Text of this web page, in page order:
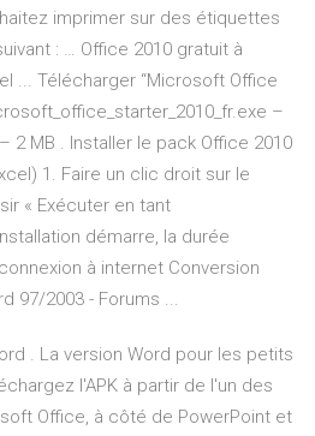
imprimer sur des étiquettes
: … Office 2010 gratuit à
... Télécharger “Microsoft Office
–
2 MB . Installer le pack Office 2010
1. Faire un clic droit sur le
« Exécuter en tant
démarre, la durée
à internet Conversion
97/2003 - Forums ...
. La version Word pour les petits
l'APK à partir de l'un des
Office, à côté de PowerPoint et